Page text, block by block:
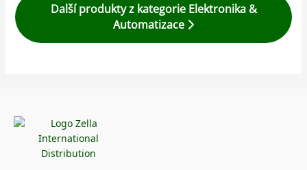
Další produkty z kategorie Elektronika &
Automatizace